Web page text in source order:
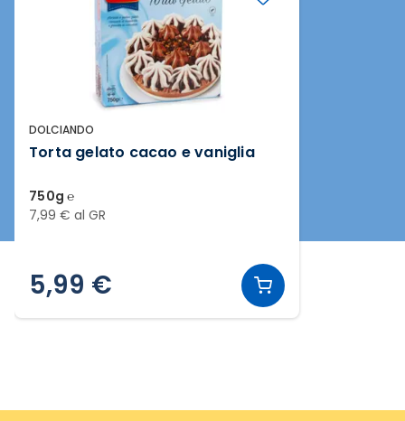
DOLCIANDO
Torta gelato cacao e vaniglia
750g ℮
7,99 € al GR
5,99 €